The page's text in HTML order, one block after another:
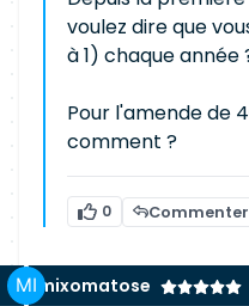
voulez dire que
à 1) chaque année
Pour l'amende de
comment ?
0 Commenter
mixomatose